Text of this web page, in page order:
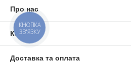
Про нас
Контакти
Доставка та оплата
КНОПКА
ЗВ'ЯЗКУ